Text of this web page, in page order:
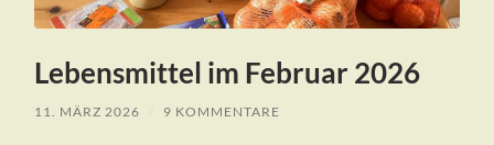
Lebensmittel im Februar 2026
11. MÄRZ 2026 9 KOMMENTARE